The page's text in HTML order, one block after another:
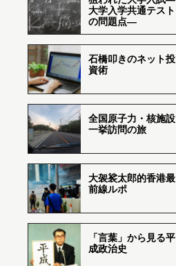
大学入学共通テスト
の問題点―
石橋叩きのネット投
資術
全国原子力・核施設
一挙訪問の旅
大袈裟太郎的香港最
前線ルポ
「言葉」から見る平
成政治史